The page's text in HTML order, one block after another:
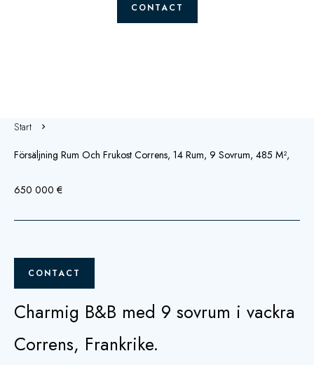
CONTACT
Start
Försäljning Rum Och Frukost Correns, 14 Rum, 9 Sovrum, 485 M²,
650 000 €
CONTACT
Charmig B&B med 9 sovrum i vackra
Correns, Frankrike.